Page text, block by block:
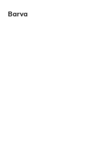
Barva